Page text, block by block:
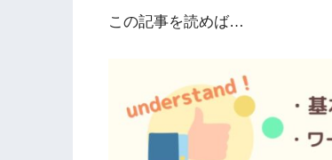
この記事を読めば…